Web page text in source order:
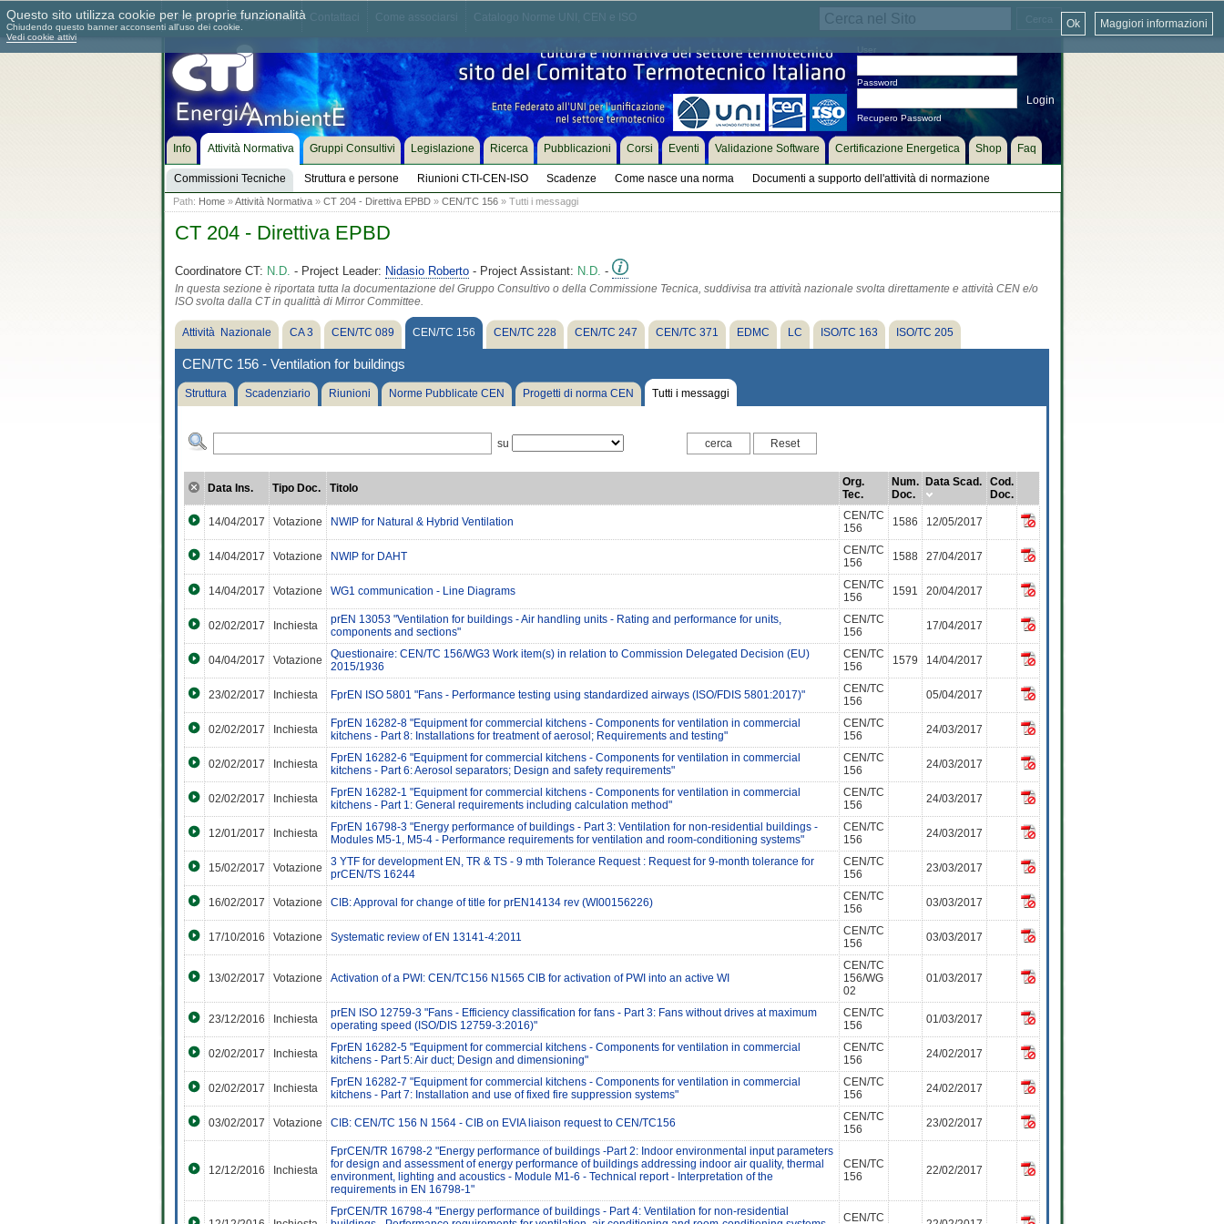
Chi siamo Dove siamo
Password
Recupero Password
Info Attività Normativa
Commissioni Tecniche Struttura e persone Riunioni CTI-CEN-ISO Scadenze Come nasce una norma Documenti a supporto dell'attività di normazione
Gruppi Consultivi Legislazione Ricerca Pubblicazioni Corsi Eventi Validazione Software Certificazione Energetica Shop Faq
Path: Home»Attività Normativa» CT 204 - Direttiva EPBD» CEN/TC 156» Tutti i messaggi
CT 204 - Direttiva EPBD
Coordinatore CT: N.D. - Project Leader: Nidasio Roberto- Project Assistant: N.D. -
In questa sezione è riportata tutta la documentazione del Gruppo Consultivo o della Commissione Tecnica, suddivisa tra attività nazionale svolta direttamente e attività CEN e/o
ISO svolta dalla CT in qualittà di Mirror Committee.
Attività Nazionale CA 3 CEN/TC 089 CEN/TC 156 CEN/TC 228 CEN/TC 247 CEN/TC 371 EDMC LC ISO/TC 163 ISO/TC 205
CEN/TC 156 - Ventilation for buildings
Struttura Scadenziario Riunioni Norme Pubblicate CEN Progetti di norma CEN Tutti i messaggi
su
Data Ins. Tipo Doc. Titolo
Org.
Tec.
Num.
Doc.
Data Scad.
Cod.
Doc.
14/04/2017 Votazione NWIP for Natural & Hybrid Ventilation
CEN/TC
156
1586 12/05/2017
14/04/2017 Votazione NWIP for DAHT
CEN/TC
156
1588 27/04/2017
14/04/2017 Votazione WG1 communication - Line Diagrams
CEN/TC
156
1591 20/04/2017
02/02/2017 Inchiesta
prEN 13053 "Ventilation for buildings - Air handling units - Rating and performance for units,
components and sections"
CEN/TC
156
17/04/2017
04/04/2017 Votazione
Questionaire: CEN/TC 156/WG3 Work item(s) in relation to Commission Delegated Decision (EU)
2015/1936
CEN/TC
156
1579 14/04/2017
23/02/2017 Inchiesta FprEN ISO 5801 "Fans - Performance testing using standardized airways (ISO/FDIS 5801:2017)"
CEN/TC
156
05/04/2017
02/02/2017 Inchiesta
FprEN 16282-8 "Equipment for commercial kitchens - Components for ventilation in commercial
kitchens - Part 8: Installations for treatment of aerosol; Requirements and testing"
CEN/TC
156
24/03/2017
02/02/2017 Inchiesta
FprEN 16282-6 "Equipment for commercial kitchens - Components for ventilation in commercial
kitchens - Part 6: Aerosol separators; Design and safety requirements"
CEN/TC
156
24/03/2017
02/02/2017 Inchiesta
FprEN 16282-1 "Equipment for commercial kitchens - Components for ventilation in commercial
kitchens - Part 1: General requirements including calculation method"
CEN/TC
156
24/03/2017
12/01/2017 Inchiesta
FprEN 16798-3 "Energy performance of buildings - Part 3: Ventilation for non-residential buildings -
Modules M5-1, M5-4 - Performance requirements for ventilation and room-conditioning systems"
CEN/TC
156
24/03/2017
15/02/2017 Votazione
3 YTF for development EN, TR & TS - 9 mth Tolerance Request : Request for 9-month tolerance for
prCEN/TS 16244
CEN/TC
156
23/03/2017
16/02/2017 Votazione CIB: Approval for change of title for prEN14134 rev (WI00156226)
CEN/TC
156
03/03/2017
17/10/2016 Votazione Systematic review of EN 13141-4:2011
CEN/TC
156
03/03/2017
13/02/2017 Votazione Activation of a PWI: CEN/TC156 N1565 CIB for activation of PWI into an active WI
CEN/TC
156/WG
02
01/03/2017
23/12/2016 Inchiesta
prEN ISO 12759-3 "Fans - Efficiency classification for fans - Part 3: Fans without drives at maximum
operating speed (ISO/DIS 12759-3:2016)"
CEN/TC
156
01/03/2017
02/02/2017 Inchiesta
FprEN 16282-5 "Equipment for commercial kitchens - Components for ventilation in commercial
kitchens - Part 5: Air duct; Design and dimensioning"
CEN/TC
156
24/02/2017
02/02/2017 Inchiesta
FprEN 16282-7 "Equipment for commercial kitchens - Components for ventilation in commercial
kitchens - Part 7: Installation and use of fixed fire suppression systems"
CEN/TC
156
24/02/2017
03/02/2017 Votazione CIB: CEN/TC 156 N 1564 - CIB on EVIA liaison request to CEN/TC156
CEN/TC
156
23/02/2017
12/12/2016 Inchiesta
FprCEN/TR 16798-2 "Energy performance of buildings -Part 2: Indoor environmental input parameters
for design and assessment of energy performance of buildings addressing indoor air quality, thermal
environment, lighting and acoustics - Module M1-6 - Technical report - Interpretation of the
requirements in EN 16798-1"
CEN/TC
156
22/02/2017
FprCEN/TR 16798-4 "Energy performance of buildings - Part 4: Ventilation for non-residential
CEN/TC
Questo sito utilizza cookie per le proprie funzionalità
Chiudendo questo banner acconsenti all'uso dei cookie.
Vedi cookie attivi
Maggiori informazioni
Ok